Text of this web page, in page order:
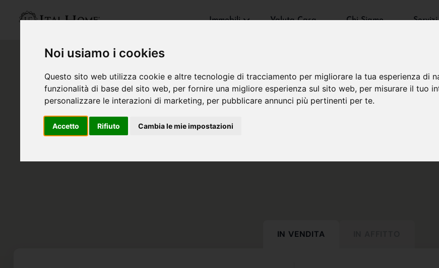
Noi usiamo i cookies
Questo sito web utilizza cookie e altre tecnologie di tracciamento per migliorare la tua esperienza di
funzionalità di base del sito web, per fornire una migliore esperienza sul sito web, per misurare il tuo
personalizzare le interazioni di marketing, per pubblicare annunci più pertinenti per te.
Accetto Rifiuto Cambia le mie impostazioni
Immobili Valuta Casa Chi Siamo Servizi
IN VENDITA